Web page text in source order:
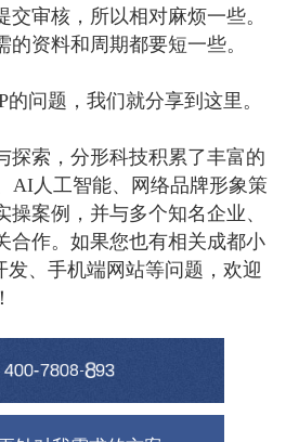
审核，所以相对麻烦一些。
资料和周期都要短一些。
问题，我们就分享到这里。
索，分形科技积累了丰富的
AI人工智能、网络品牌形象策
案例，并与多个知名企业、
合作。如果您也有相关成都小
发、手机端网站等问题，欢迎
400-7808-893